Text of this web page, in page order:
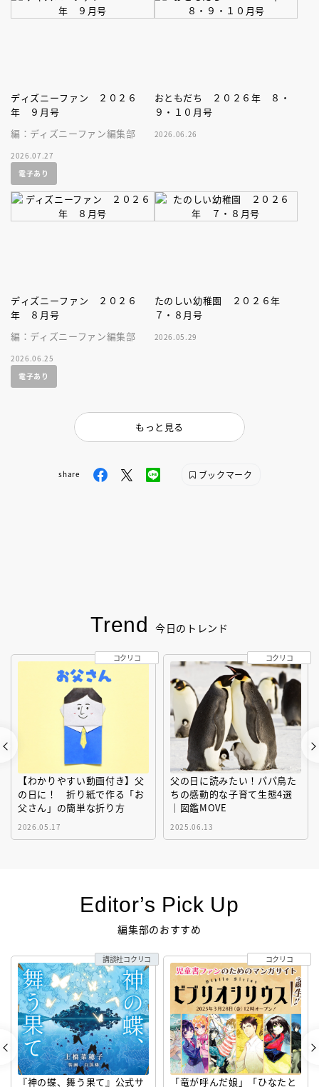
ディズニーファン ２０２６
年 ９月号
編：ディズニーファン編集部
2026.07.27
電子あり
おともだち ２０２６年 ８・
９・１０月号
2026.06.26
ディズニーファン ２０２６
年 ８月号
編：ディズニーファン編集部
2026.06.25
電子あり
たのしい幼稚園 ２０２６年
７・８月号
2026.05.29
もっと見る
share ブックマーク
Trend 今日のトレンド
【わかりやすい動画付き】父
の日に！ 折り紙で作る「お
父さん」の簡単な折り方
2026.05.17
コクリコ
父の日に読みたい！パパ鳥た
ちの感動的な子育て生態4選
｜図鑑MOVE
2025.06.13
コクリコ
Editor’s Pick Up
編集部のおすすめ
『神の蝶、舞う果て』公式サ
講談社コクリコ
「竜が呼んだ娘」「ひなたと
コクリコ